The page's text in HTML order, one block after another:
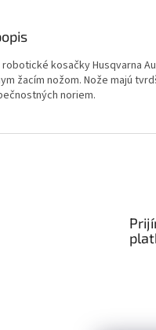
kosačky Husqvarna
žacím nožom. Nože majú
noriem.